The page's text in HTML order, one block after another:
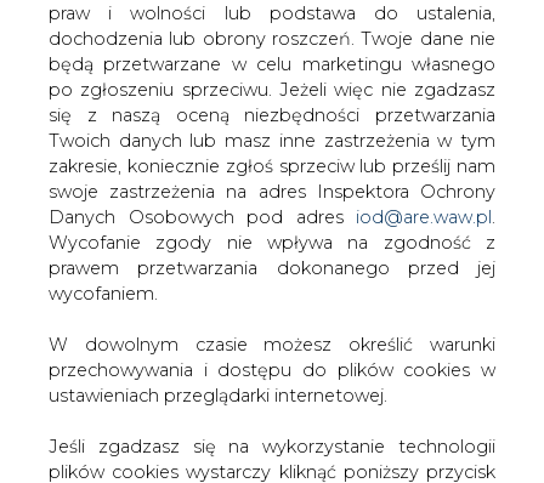
praw i wolności lub podstawa do ustalenia,
dochodzenia lub obrony roszczeń. Twoje dane nie
będą przetwarzane w celu marketingu własnego
po zgłoszeniu sprzeciwu. Jeżeli więc nie zgadzasz
się z naszą oceną niezbędności przetwarzania
Twoich danych lub masz inne zastrzeżenia w tym
zakresie, koniecznie zgłoś sprzeciw lub prześlij nam
swoje zastrzeżenia na adres Inspektora Ochrony
Danych Osobowych pod adres iod@are.waw.pl
Wycofanie zgody nie wpływa na zgodność z
prawem przetwarzania dokonanego przed jej
wycofaniem.
W dowolnym czasie możesz określić warunki
przechowywania i dostępu do plików cookies w
ustawieniach przeglądarki internetowej.
Jeśli zgadzasz się na wykorzystanie technologii
plików cookies wystarczy kliknąć poniższy przycisk
Korzystając z prawa dostępu do
informacji publicznej pozyskałem w
ostatnim czasie odpowiedź URE w
sprawie, która może być ważna dla wielu
uczestników rynku energii w Polsce.
Dotyczy ona zasad stosowania art. 7 ust
8l ustawy Prawo energetyczne.
#Materiały problemowe
szkoleń treningowych LLM.
KOMENTARZE